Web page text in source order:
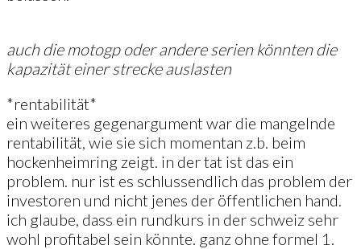
auch die motogp oder andere serien könnten die
kapazität einer strecke auslasten
*rentabilität*
ein weiteres gegenargument war die mangelnde
rentabilität, wie sie sich momentan z.b. beim
hockenheimring zeigt. in der tat ist das ein
problem. nur ist es schlussendlich das problem der
investoren und nicht jenes der öffentlichen hand.
ich glaube, dass ein rundkurs in der schweiz sehr
wohl profitabel sein könnte. ganz ohne formel 1.